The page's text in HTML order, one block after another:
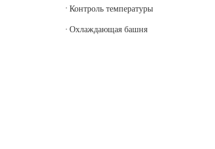
Контроль температуры
Охлаждающая башня